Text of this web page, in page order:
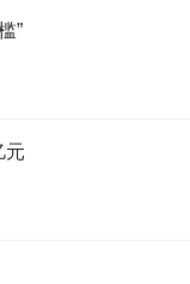
”
元